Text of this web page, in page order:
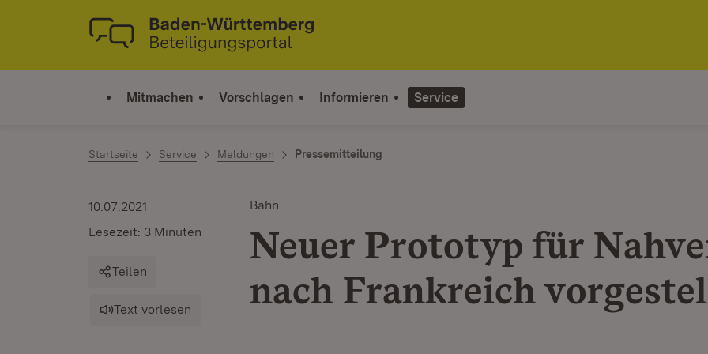
Zum Inhalt springen
Link zur Startseite
Mitmachen Vorschlagen Informieren Service
Startseite Service Meldungen Pressemitteilung
Bahn
Neuer Prototyp für
nach Frankreich
10.07.2021
Lesezeit: 3 Minuten
Teilen
Text vorlesen